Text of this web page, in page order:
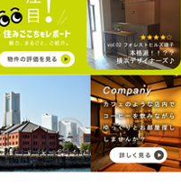
動画配信サイト制作事例